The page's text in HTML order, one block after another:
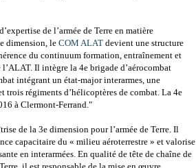
de l’armée de Terre en matière
dimension, le COM ALAT devient une structure
du continuum formation, entraînement et
Il intègre la 4e brigade d’aérocombat
intégrant un état-major interarmes, une
trois régiments d’hélicoptères de combat. La 4e
à Clermont-Ferrand."
de la 3e dimension pour l’armée de Terre. Il
capacitaire du « milieu aéroterrestre » et valorise
en interarmées. En qualité de tête de chaîne de